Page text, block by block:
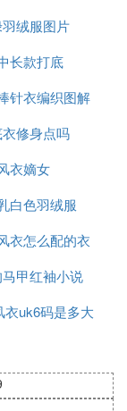
绒服图片
长款打底
针衣编织图解
视频
修身点吗
衣嫡女
白色羽绒服
衣怎么配的衣
服
甲红袖小说
衣uk6码是多大